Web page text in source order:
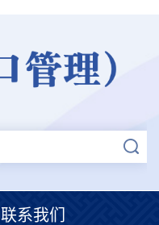
联系我们